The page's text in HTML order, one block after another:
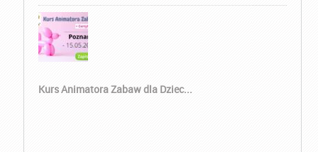
Kurs Animatora Zabaw dla Dziec...